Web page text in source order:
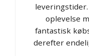
oplevelse
fantastisk
derefter